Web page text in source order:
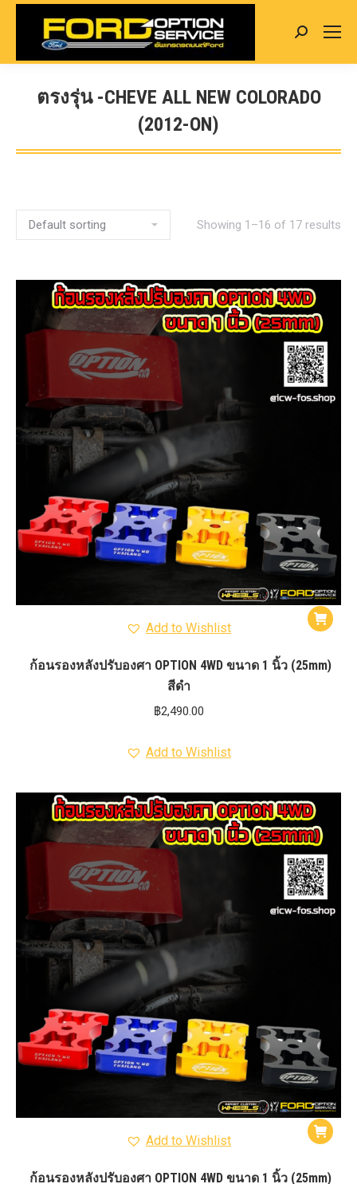
Search:
ตรงรุ่น -CHEVE ALL NEW COLORADO
(2012-ON)
You are here:
Showing 1–16 of 17 results
Add to Wishlist
ก้อนรองหลังปรับองศา OPTION 4WD ขนาด 1 นิ้ว (25mm)
สีดำ
฿2,490.00
Add to Wishlist
Add to Wishlist
ก้อนรองหลังปรับองศา OPTION 4WD ขนาด 1 นิ้ว (25mm)